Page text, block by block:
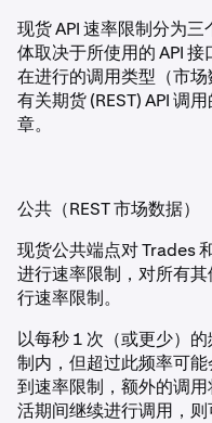
现货 API 速率限制分为
体取决于所使用的 API
在进行的调用类型（市
有关期货 (REST) API 调
章。
公共（REST 市场数据）
现货公共端点对 Trades
进行速率限制，对所有
行速率限制。
以每秒 1 次（或更少）
制内，但超过此频率可
到速率限制，额外的调
活期间继续进行调用，则